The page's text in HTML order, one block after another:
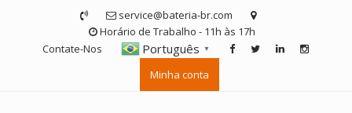
service@bateria-br.com
Horário de Trabalho - 11h às 17h
Contate-Nos
Português ▼
Minha conta